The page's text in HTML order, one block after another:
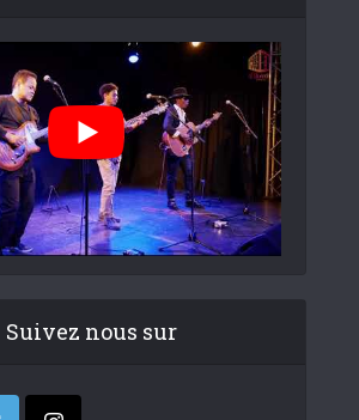
Suivez nous sur